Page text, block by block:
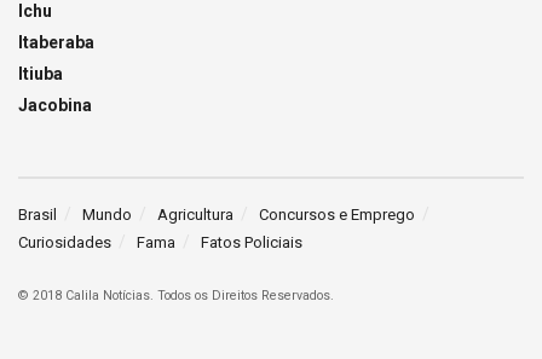
Ichu
Itaberaba
Itiuba
Jacobina
Brasil Mundo Agricultura
Concursos e Emprego
Curiosidades
Fama Fatos Policiais
© 2018 Calila Notícias. Todos os Direitos Reservados.